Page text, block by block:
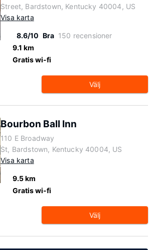
Street, Bardstown, Kentucky 40004, US
Visa karta
8.6/10 Bra 150 recensioner
9.1 km
Gratis wi-fi
Välj
Bourbon Ball Inn
110 E Broadway
St, Bardstown, Kentucky 40004, US
Visa karta
9.5 km
Gratis wi-fi
Välj